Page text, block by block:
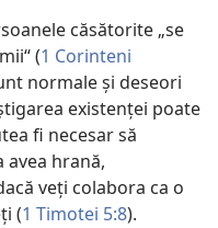
căsătorite „se
(1 Corinteni
normale şi deseori
existenţei poate
fi necesar să
hrană,
veţi colabora ca o
(1 Timotei 5:8).